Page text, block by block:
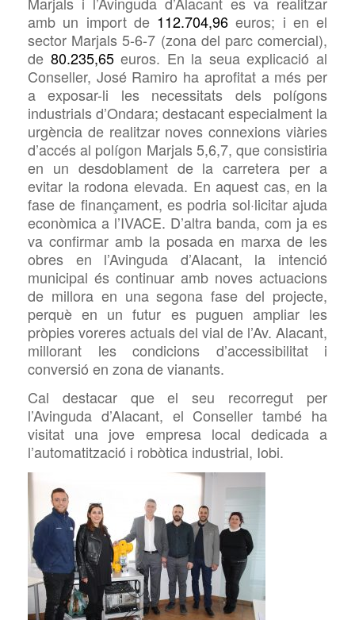
amb un import de 112.704,96 euros; i en el
sector Marjals 5-6-7 (zona del parc comercial),
de 80.235,65euros. En la seua explicació al
Conseller, José Ramiro ha aprofitat a més per
a exposar-li les necessitats dels polígons
industrials d’Ondara; destacant especialment la
urgència de realitzar noves connexions viàries
d’accés al polígon Marjals 5,6,7, que consistiria
en un desdoblament de la carretera per a
evitar la rodona elevada. En aquest cas, en la
fase de finançament, es podria sol·licitar ajuda
econòmica a l’IVACE. D’altra banda, com ja es
va confirmar amb la posada en marxa de les
obres en l’Avinguda d’Alacant, la intenció
municipal és continuar amb noves actuacions
de millora en una segona fase del projecte,
perquè en un futur es puguen ampliar les
pròpies voreres actuals del vial de l’Av. Alacant,
millorant les condicions d’accessibilitat i
conversió en zona de vianants.
Cal destacar que el seu recorregut per
l’Avinguda d’Alacant, el Conseller també ha
visitat una jove empresa local dedicada a
l’automatització i robòtica industrial, Iobi.